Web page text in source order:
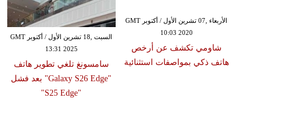
السبت ,18 تشرين الأول / أكتوبر GMT
13:31 2025
سامسونغ تلغي تطوير هاتف
"Galaxy S26 Edge" بعد فشل
"S25 Edge"
الأربعاء ,07 تشرين الأول / أكتوبر GMT
10:03 2020
شاومي تكشف عن أرخص
هاتف ذكي بمواصفات استثنائية